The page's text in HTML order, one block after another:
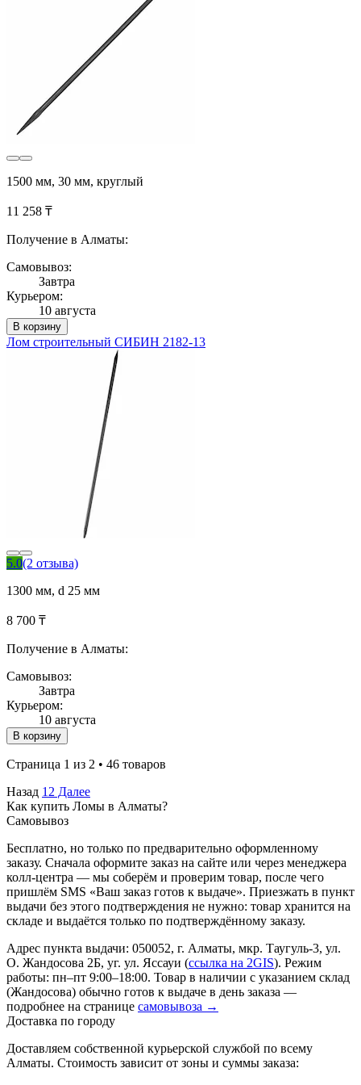
1500 мм, 30 мм, круглый
11 258 ₸
Получение в Алматы:
Самовывоз:
Завтра
Курьером:
10 августа
В корзину
Лом строительный СИБИН 2182-13
5.0(2 отзыва)
1300 мм, d 25 мм
8 700 ₸
Получение в Алматы:
Самовывоз:
Завтра
Курьером:
10 августа
В корзину
Страница 1 из 2 • 46 товаров
Назад 12 Далее
Как купить Ломы в Алматы?
Самовывоз
Бесплатно, но только по предварительно оформленному
заказу. Сначала оформите заказ на сайте или через менеджера
колл-центра — мы соберём и проверим товар, после чего
пришлём SMS «Ваш заказ готов к выдаче». Приезжать в пункт
выдачи без этого подтверждения не нужно: товар хранится на
складе и выдаётся только по подтверждённому заказу.
Адрес пункта выдачи: 050052, г. Алматы, мкр. Таугуль-3, ул.
О. Жандосова 2Б, уг. ул. Яссауи (ссылка на 2GIS). Режим
работы: пн–пт 9:00–18:00. Товар в наличии с указанием склад
(Жандосова) обычно готов к выдаче в день заказа —
подробнее на странице самовывоза →
Доставка по городу
Доставляем собственной курьерской службой по всему
Алматы. Стоимость зависит от зоны и суммы заказа: